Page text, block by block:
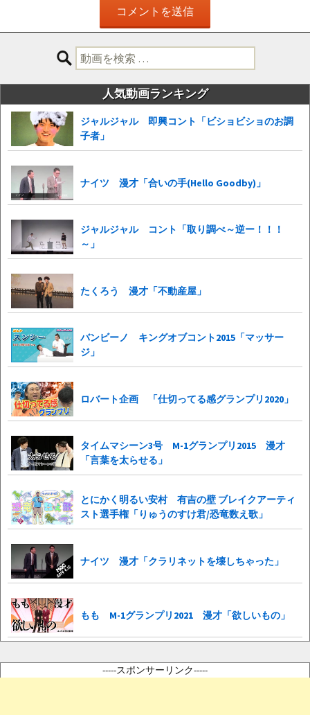
検
索:
人気動画ランキング
ジャルジャル 即興コント「ビショビショのお調
子者」
ナイツ 漫才「合いの手(Hello Goodby)」
ジャルジャル コント「取り調べ～逆ー！！！
～」
たくろう 漫才「不動産屋」
バンビーノ キングオブコント2015「マッサー
ジ」
ロバート企画 「仕切ってる感グランプリ2020」
タイムマシーン3号 M-1グランプリ2015 漫才
「言葉を太らせる」
とにかく明るい安村 有吉の壁 ブレイクアーティ
スト選手権「りゅうのすけ君/恐竜数え歌」
ナイツ 漫才「クラリネットを壊しちゃった」
もも M-1グランプリ2021 漫才「欲しいもの」
-----スポンサーリンク-----